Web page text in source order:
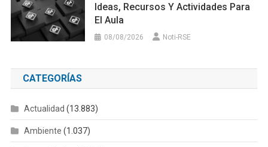
Ideas, Recursos Y Actividades Para
El Aula
08/08/2026 Noti-RSE
CATEGORÍAS
Actualidad (13.883)
Ambiente (1.037)